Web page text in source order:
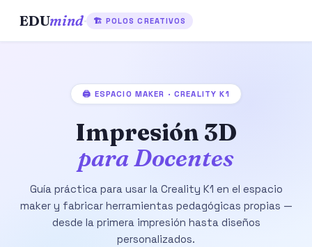
EDUmind· 🏗 POLOS CREATIVOS
🖨️ ESPACIO MAKER · CREALITY K1
Impresión 3D
para Docentes
Guía práctica para usar la Creality K1 en el espacio
maker y fabricar herramientas pedagógicas propias —
desde la primera impresión hasta diseños
personalizados.